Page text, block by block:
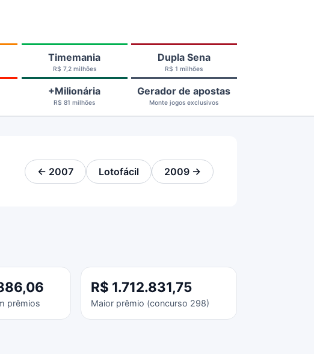
Timemania
R$ 7,2 milhões
Dupla Sena
R$ 1 milhões
+Milionária
R$ 81 milhões
Gerador de apostas
Monte jogos exclusivos
← 2007 Lotofácil 2009 →
prêmios
R$ 1.712.831,75
Maior prêmio (concurso 298)